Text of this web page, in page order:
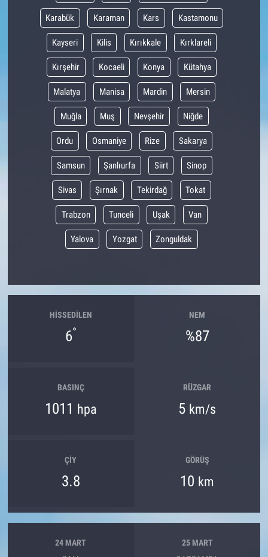
Karabük Karaman Kars Kastamonu
Kayseri Kilis Kırıkkale Kırklareli
Kırşehir Kocaeli Konya Kütahya
Malatya Manisa Mardin Mersin
Muğla Muş Nevşehir Niğde
Ordu Osmaniye Rize Sakarya
Samsun Şanlıurfa Siirt Sinop
Sivas Şırnak Tekirdağ Tokat
Trabzon Tunceli Uşak Van
Yalova Yozgat Zonguldak
HISSEDILEN
6°
NEM
%87
BASINÇ
1011 hpa
RÜZGAR
5 km/s
ÇIY
3.8
GÖRÜŞ
10 km
24 MART 25 MART